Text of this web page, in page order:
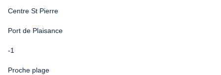
Centre St Pierre
Port de Plaisance
-1
Proche plage